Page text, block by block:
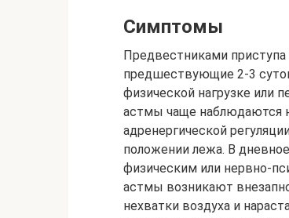
Симптомы
Предвестниками
предшествующие 2-3
физической нагрузке или
астмы чаще наблюдаются
адренергической
положении лежа. В
физическим или нервно-
астмы возникают
нехватки воздуха и